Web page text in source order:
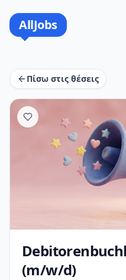
AllJobs
Πίσω στις θέσεις
(m/w/d)